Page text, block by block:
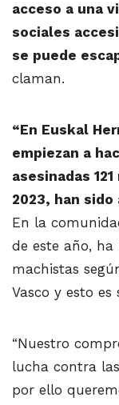
acceso a una
sociales
se puede
claman.
“En Euskal
empiezan a
asesinadas
2023, han
En la
de este año, ha
machistas
Vasco y esto
“Nuestro
lucha contra
por ello